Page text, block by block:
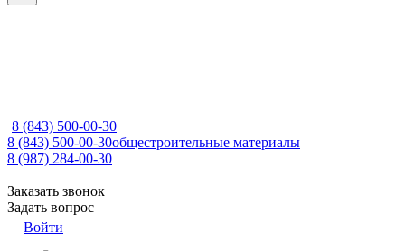
8 (843) 500-00-30
8 (843) 500-00-30общестроительные материалы
8 (987) 284-00-30
Заказать звонок
Задать вопрос
Войти